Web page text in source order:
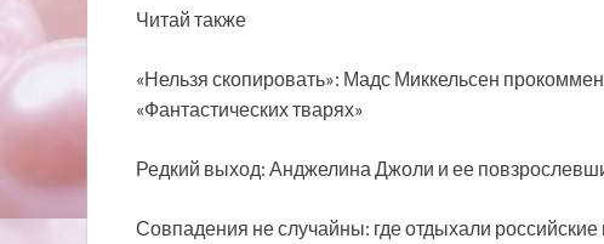
Читай также
«Нельзя скопировать»: Мадс Миккельсен
«Фантастических тварях»
Редкий выход: Анджелина Джоли и ее
Совпадения не случайны: где отдыхали